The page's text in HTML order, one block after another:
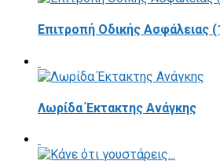
Επιτροπή Οδικής Ασφάλειας
Λωρίδα Έκτακτης Ανάγκης